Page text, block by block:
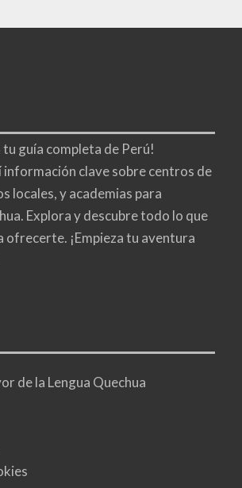
tu guía completa de Perú!
información clave sobre centros de
locales, y academias para
Explora y descubre todo lo que
ofrecerte. ¡Empieza tu aventura
de la Lengua Quechua